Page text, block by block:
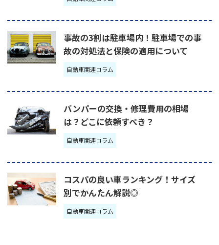
事故の3割は駐車場内！駐車場での事
故の対処法と保険の適用について
自動車関連コラム
バンパーの交換・修理費用の相場
は？どこに依頼すべき？
自動車関連コラム
コスパの良い車ランキング！サイズ
別でかんたん解説◎
自動車関連コラム